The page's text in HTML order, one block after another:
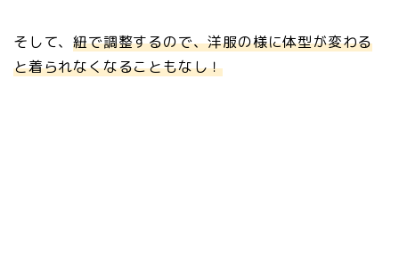
そして、紐で調整するので、洋服の様に体型が変わる
と着られなくなることもなし！